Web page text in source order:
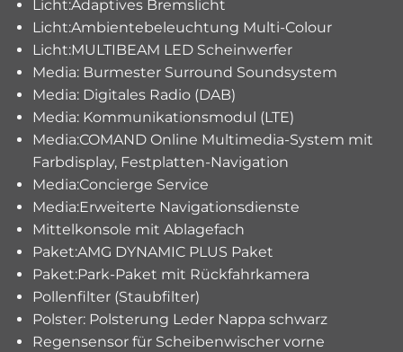
Licht:Adaptives Bremslicht
Licht:Ambientebeleuchtung Multi-Colour
Licht:MULTIBEAM LED Scheinwerfer
Media: Burmester Surround Soundsystem
Media: Digitales Radio (DAB)
Media: Kommunikationsmodul (LTE)
Media:COMAND Online Multimedia-System mit
Farbdisplay, Festplatten-Navigation
Media:Concierge Service
Media:Erweiterte Navigationsdienste
Mittelkonsole mit Ablagefach
Paket:AMG DYNAMIC PLUS Paket
Paket:Park-Paket mit Rückfahrkamera
Pollenfilter (Staubfilter)
Polster: Polsterung Leder Nappa schwarz
Regensensor für Scheibenwischer vorne